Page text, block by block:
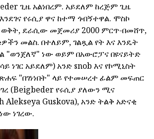
ጊዜ አልነበረም. አይደለም ከረጅም ጊዜ
የሩሲያ ዋና ከተማ ጎብኝተዋል. ሞስኮ
ደራሲው መጀመሪያ 2000 ምርጥ-በመሸጥ,
መልስ. በተለይም, ገልጿል የት እና እንዴት
"ወንጀለኛ" ነው ወይም በአውሮፓና በዩናይትድ
ነገር አይደለም) አንድ snob እና የኮሚኒስት
"በገነነበት" ላይ የተመሠረተ ፊልም መፍጠር
(Beigbeder የሩሲያ ያለውን ሚና
Alekseya Guskova), አንድ ትልቅ አድናቂ
ነገረው.